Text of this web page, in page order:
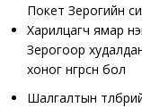
Покет Зерогийн
Харилцагч ямар
Зерогоор
хоног өнгөрсөн бол
Шалгалтын